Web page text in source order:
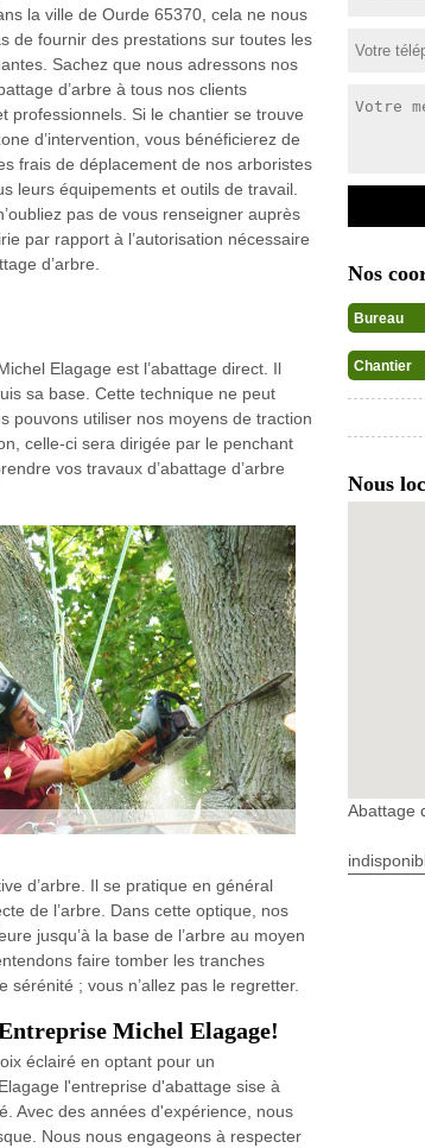
la ville de Ourde 65370, cela ne nous
de fournir des prestations sur toutes les
Sachez que nous adressons nos
d’arbre à tous nos clients
professionnels. Si le chantier se trouve
d’intervention, vous bénéficierez de
frais de déplacement de nos arboristes
leurs équipements et outils de travail.
pas de vous renseigner auprès
par rapport à l’autorisation nécessaire
d’arbre.
Elagage est l’abattage direct. Il
sa base. Cette technique ne peut
pouvons utiliser nos moyens de traction
celle-ci sera dirigée par le penchant
vos travaux d’abattage d’arbre
d’arbre. Il se pratique en général
de l’arbre. Dans cette optique, nos
jusqu’à la base de l’arbre au moyen
faire tomber les tranches
; vous n’allez pas le regretter.
Michel Elagage!
éclairé en optant pour un
l'entreprise d'abattage sise à
Avec des années d'expérience, nous
Nous nous engageons à respecter
Nos
Bureau
Chantier
Nous
Abattage